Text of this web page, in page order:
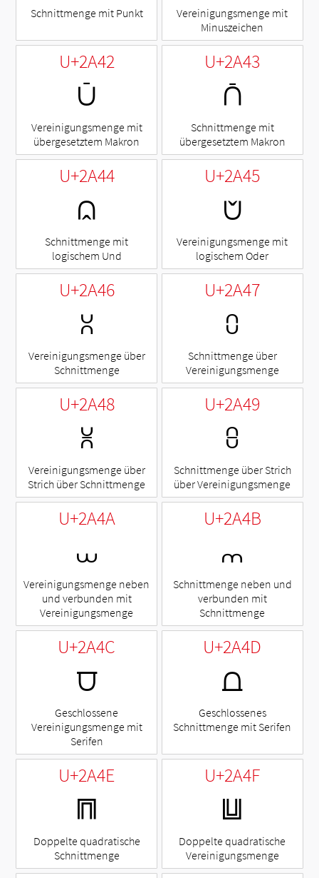
Schnittmenge mit Punkt
Vereinigungsmenge mit
Minuszeichen
U+2A42
⩂
Vereinigungsmenge mit
übergesetztem Makron
U+2A43
⩃
Schnittmenge mit
übergesetztem Makron
U+2A44
⩄
Schnittmenge mit
logischem Und
U+2A45
⩅
Vereinigungsmenge mit
logischem Oder
U+2A46
⩆
Vereinigungsmenge über
Schnittmenge
U+2A47
⩇
Schnittmenge über
Vereinigungsmenge
U+2A48
⩈
Vereinigungsmenge über
Strich über Schnittmenge
U+2A49
⩉
Schnittmenge über Strich
über Vereinigungsmenge
U+2A4A
⩊
Vereinigungsmenge neben
und verbunden mit
Vereinigungsmenge
U+2A4B
⩋
Schnittmenge neben und
verbunden mit
Schnittmenge
U+2A4C
⩌
Geschlossene
Vereinigungsmenge mit
Serifen
U+2A4D
⩍
Geschlossenes
Schnittmenge mit Serifen
U+2A4E
⩎
Doppelte quadratische
Schnittmenge
U+2A4F
⩏
Doppelte quadratische
Vereinigungsmenge